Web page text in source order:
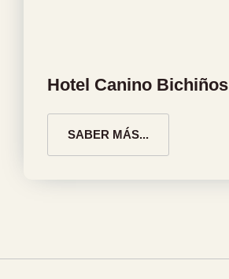
Hotel Canino Bichiños
SABER MÁS...